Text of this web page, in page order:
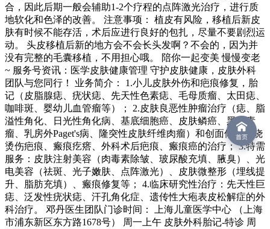
合，因此后期一般会辅助1-2个疗程的点阵激光治疗，进行质
地软化和色泽的改善。 注意事项： 植皮有风险，移植后新皮
肤有时候不能存活，术后应进行良好的包扎，尽量不要剧烈运
动。 头皮移植后新的地方会不会长头发啊？不会的，因为并
没有完整的毛囊移植，不用担心哦。 陪你一起变美 慢慢变老
~ 服务号资讯：医学皮肤健康管理 守护皮肤健康，皮肤外科
团队与您同行！ 业务简介： 1.小儿皮肤外伤和疤痕修复，胎
记（皮脂腺痣、疣状痣、先天性色素痣、毛母质瘤、太田痣、
咖啡斑、婴幼儿血管瘤等）； 2.皮肤良恶性肿瘤治疗（痣、脂
溢性角化、日光性角化病、基底细胞癌、皮肤鳞癌、黑色素
瘤、乳房外Paget's病、隆突性皮肤纤维肉瘤）和创面修复，烧
烫伤疤痕、瘢痕疙瘩、外科术后疤痕、瘢痕癌的治疗； 3.特需
服务：皮肤注射美容（肉毒素除皱、玻尿酸充填、腋臭）、光
电美容（祛斑、光子嫩肤、点阵激光）、皮肤微整形（埋线提
升、脂肪充填）、瘢痕修复等； 4.临床研究性治疗：先天性巨
痣、泛发性疣状痣、汗孔角化症、遗传性大疱表皮松解症的外
科治疗。 邓丹医生团队门诊时间： 上海儿童医学中心 （上海
市浦东新区东方路1678号） 周一上午 皮肤外科胎记-特诊 周